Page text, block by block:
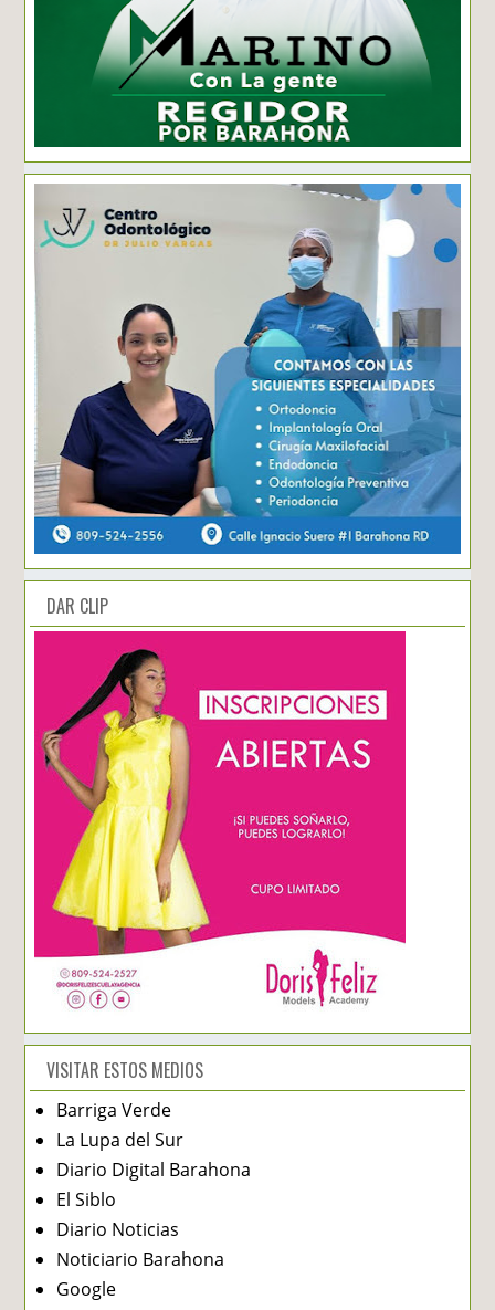
DAR CLIP
VISITAR ESTOS MEDIOS
Barriga Verde
La Lupa del Sur
Diario Digital Barahona
El Siblo
Diario Noticias
Noticiario Barahona
Google